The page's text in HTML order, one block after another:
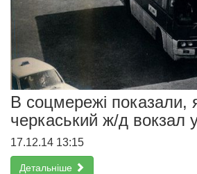
В соцмережі показали,
черкаський ж/д вокзал
17.12.14 13:15
Детальніше